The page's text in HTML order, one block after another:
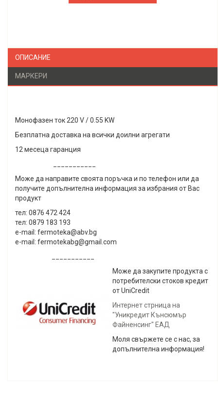
ОПИСАНИЕ
МАРКЕРИ
Монофазен ток 220 V / 0.55 KW
Безплатна доставка на всички доилни агрегати
12 месеца гаранция
Може да направите своята поръчка и по телефон или да
получите допълнителна информация за избрания от Вас
продукт
тел: 0876 472 424
тел: 0879 183 193
e-mail: fermoteka@abv.bg
e-mail: fermotekabg@gmail.com
Може да закупите продукта с
потребителски стоков кредит
от UniCredit
Интернет стрница на
"Уникредит Кънсюмър
Файненсинг" ЕАД
Моля свържете се с нас, за
допълнителна информация!